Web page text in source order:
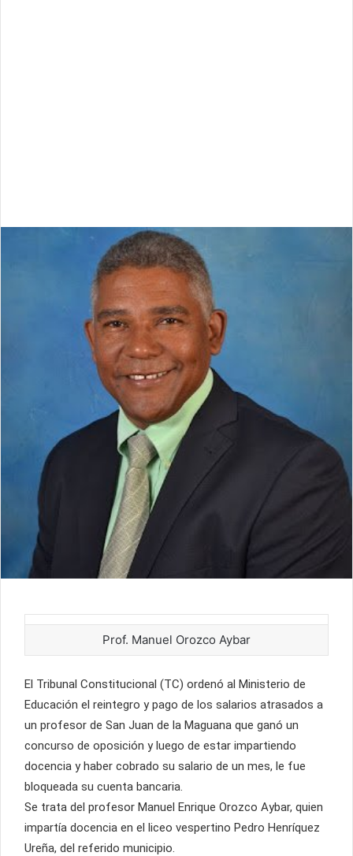
Prof. Manuel Orozco Aybar
El Tribunal Constitucional (TC) ordenó al Ministerio de
Educación el reintegro y pago de los salarios atrasados a
un profesor de San Juan de la Maguana que ganó un
concurso de oposición y luego de estar impartiendo
docencia y haber cobrado su salario de un mes, le fue
bloqueada su cuenta bancaria.
Se trata del profesor Manuel Enrique Orozco Aybar, quien
impartía docencia en el liceo vespertino Pedro Henríquez
Ureña, del referido municipio.